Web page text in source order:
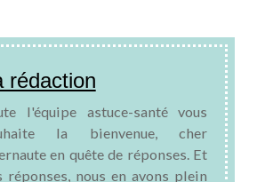
rédaction
l'équipe astuce-santé vous
la bienvenue, cher
en quête de réponses. Et
réponses, nous en avons plein